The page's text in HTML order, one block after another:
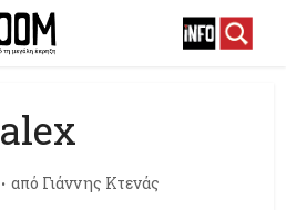
alex
από Γιάννης Κτενάς